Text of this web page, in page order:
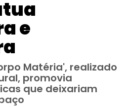
e
Matéria', realizado
promovia
que deixariam